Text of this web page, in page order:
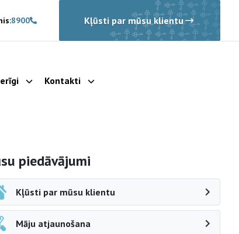
8900 Kļūsti par mūsu klientu
Parādīt apakšizvēlni
Kontakti Parādīt apakšizvēlni
navigācija
piedāvājumi
Kļūsti par mūsu klientu
Māju atjaunošana